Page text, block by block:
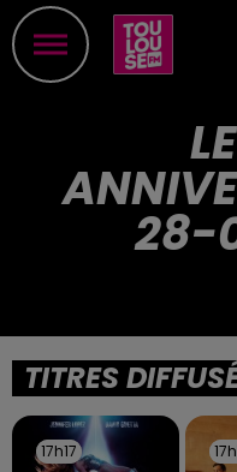
28-
TITRES
17h17
17h17